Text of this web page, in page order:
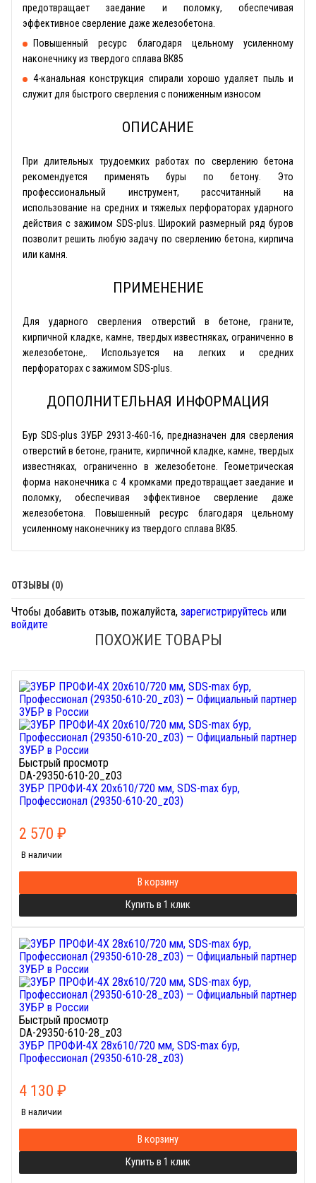
предотвращает заедание и поломку, обеспечивая
эффективное сверление даже железобетона.
Повышенный ресурс благодаря цельному усиленному
наконечнику из твердого сплава ВК85
4-канальная конструкция спирали хорошо удаляет пыль и
служит для быстрого сверления с пониженным износом
ОПИСАНИЕ
При длительных трудоемких работах по сверлению бетона
рекомендуется применять буры по бетону. Это
профессиональный инструмент, рассчитанный на
использование на средних и тяжелых перфораторах ударного
действия с зажимом SDS-plus. Широкий размерный ряд буров
позволит решить любую задачу по сверлению бетона, кирпича
или камня.
ПРИМЕНЕНИЕ
Для ударного сверления отверстий в бетоне, граните,
кирпичной кладке, камне, твердых известняках, ограниченно в
железобетоне,. Используется на легких и средних
перфораторах с зажимом SDS-plus.
ДОПОЛНИТЕЛЬНАЯ ИНФОРМАЦИЯ
Бур SDS-plus ЗУБР 29313-460-16, предназначен для сверления
отверстий в бетоне, граните, кирпичной кладке, камне, твердых
известняках, ограниченно в железобетоне. Геометрическая
форма наконечника с 4 кромками предотвращает заедание и
поломку, обеспечивая эффективное сверление даже
железобетона. Повышенный ресурс благодаря цельному
усиленному наконечнику из твердого сплава ВК85.
ОТЗЫВЫ (0)
Чтобы добавить отзыв, пожалуйста, зарегистрируйтесь или
войдите
ПОХОЖИЕ ТОВАРЫ
Быстрый просмотр
DA-29350-610-20_z03
ЗУБР ПРОФИ-4Х 20x610/720 мм, SDS-max бур,
Профессионал (29350-610-20_z03)
2 570 ₽
В наличии
В корзину
Купить в 1 клик
Быстрый просмотр
DA-29350-610-28_z03
ЗУБР ПРОФИ-4Х 28x610/720 мм, SDS-max бур,
Профессионал (29350-610-28_z03)
4 130 ₽
В наличии
В корзину
Купить в 1 клик